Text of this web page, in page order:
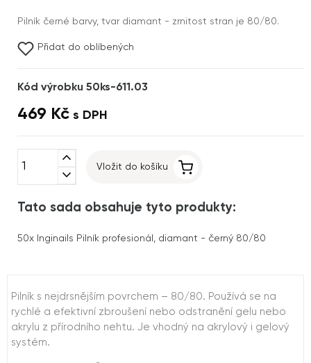
Pilník černé barvy, tvar diamant - zrnitost stran je 80/80.
Přidat do oblíbených
Kód výrobku 50ks-611.03
469 Kč s DPH
expand_less
expand_more
Vložit do košíku
Tato sada obsahuje tyto produkty:
50x Inginails Pilník profesionál, diamant - černý 80/80
Pilník s nejdrsnějším povrchem – 80/80. Používá se na
rychlé a efektivní zbroušení nebo odstranění gelu nebo
akrylu z přírodního nehtu. Je vhodný na akrylový i gelový
systém.